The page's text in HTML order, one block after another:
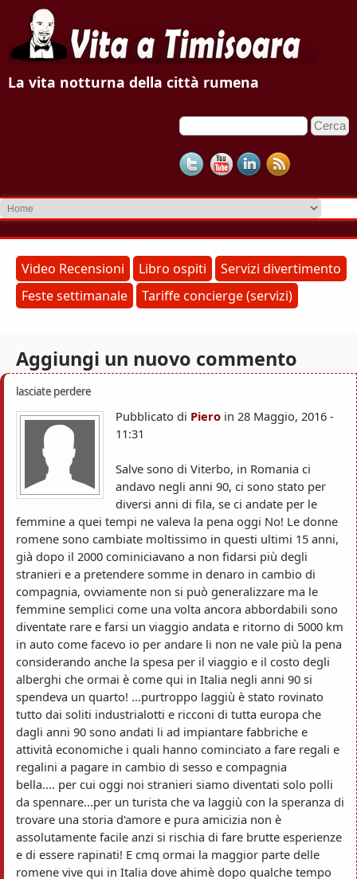
V
a
T
m
s
o
a
La vita notturna della città rumena
F
o
r
m
d
i
r
i
c
c
C
r
c
a
Video Recensioni Libro ospiti
Servizi divertimento
Feste settimanale
Tariffe concierge (servizi)
Aggiungi un nuovo commento
lasciate perdere
Pubblicato di Piero in 28 Maggio, 2016 -
11:31
Salve sono di Viterbo, in Romania ci
andavo negli anni 90, ci sono stato per
diversi anni di fila, se ci andate per le
femmine a quei tempi ne valeva la pena oggi No! Le donne
romene sono cambiate moltissimo in questi ultimi 15 anni,
già dopo il 2000 cominiciavano a non fidarsi più degli
stranieri e a pretendere somme in denaro in cambio di
compagnia, ovviamente non si può generalizzare ma le
femmine semplici come una volta ancora abbordabili sono
diventate rare e farsi un viaggio andata e ritorno di 5000 km
in auto come facevo io per andare li non ne vale più la pena
considerando anche la spesa per il viaggio e il costo degli
alberghi che ormai è come qui in Italia negli anni 90 si
spendeva un quarto! ...purtroppo laggiù è stato rovinato
tutto dai soliti industrialotti e ricconi di tutta europa che
dagli anni 90 sono andati li ad impiantare fabbriche e
attività economiche i quali hanno cominciato a fare regali e
regalini a pagare in cambio di sesso e compagnia
bella.... per cui oggi noi stranieri siamo diventati solo polli
da spennare...per un turista che va laggiù con la speranza di
trovare una storia d'amore e pura amicizia non è
assolutamente facile anzi si rischia di fare brutte esperienze
e di essere rapinati! E cmq ormai la maggior parte delle
romene vive qui in Italia dove ahimè dopo qualche tempo